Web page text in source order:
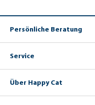
Persönliche Beratung
Service
Über Happy Cat